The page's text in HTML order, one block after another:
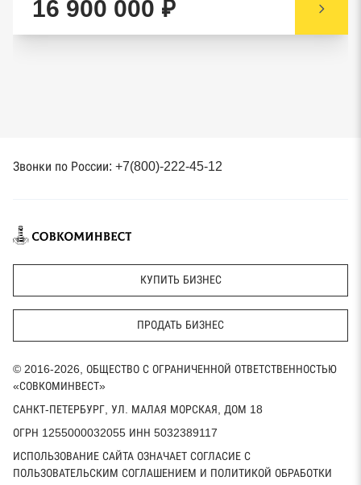
16 900 000 ₽
Звонки по России: +7(800)-222-45-12
КУПИТЬ БИЗНЕС
ПРОДАТЬ БИЗНЕС
© 2016-2026, ОБЩЕСТВО С ОГРАНИЧЕННОЙ ОТВЕТСТВЕННОСТЬЮ
«СОВКОМИНВЕСТ»
САНКТ-ПЕТЕРБУРГ, УЛ. МАЛАЯ МОРСКАЯ, ДОМ 18
ОГРН 1255000032055 ИНН 5032389117
ИСПОЛЬЗОВАНИЕ САЙТА ОЗНАЧАЕТ СОГЛАСИЕ С
ПОЛЬЗОВАТЕЛЬСКИМ СОГЛАШЕНИЕМ И ПОЛИТИКОЙ ОБРАБОТКИ